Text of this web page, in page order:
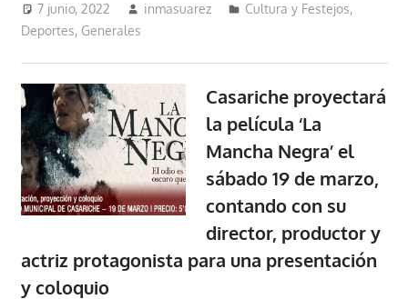
7 junio, 2022 inmasuarez Cultura y Festejos,
Deportes, Generales
Casariche proyectará
la película ‘La
Mancha Negra’ el
sábado 19 de marzo,
contando con su
director, productor y
actriz protagonista para una presentación
y coloquio